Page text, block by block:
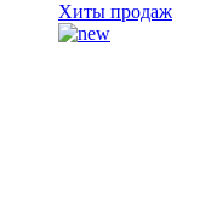
Хиты продаж